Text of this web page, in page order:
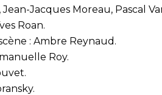
Jacques Moreau, Pascal
Roan.
: Ambre Reynaud.
Roy.